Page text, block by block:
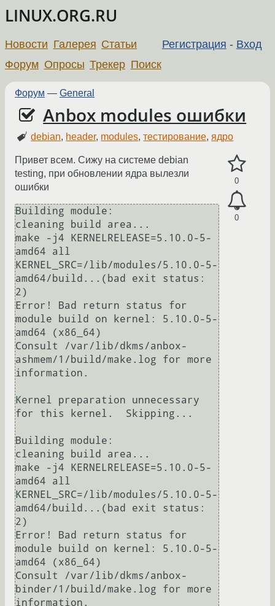
LINUX.ORG.RU
Регистрация - Вход
Новости Галерея Статьи
Форум Опросы Трекер Поиск
Форум — General
Anbox modules ошибки
debian, header, modules,тестирование,ядро
0
0
Привет всем. Сижу на системе debian
testing, при обновлении ядра вылезли
ошибки
Building module:
cleaning build area...
make -j4 KERNELRELEASE=5.10.0-5-
amd64 all
KERNEL_SRC=/lib/modules/5.10.0-5-
amd64/build...(bad exit status:
2)
Error! Bad return status for
module build on kernel: 5.10.0-5-
amd64 (x86_64)
Consult /var/lib/dkms/anbox-
ashmem/1/build/make.log for more
information.
Kernel preparation unnecessary
for this kernel.  Skipping...
Building module:
cleaning build area...
make -j4 KERNELRELEASE=5.10.0-5-
amd64 all
KERNEL_SRC=/lib/modules/5.10.0-5-
amd64/build...(bad exit status:
2)
Error! Bad return status for
module build on kernel: 5.10.0-5-
amd64 (x86_64)
Consult /var/lib/dkms/anbox-
binder/1/build/make.log for more